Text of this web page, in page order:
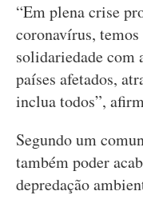
“Em plena crise
coronavírus,
solidariedade com
países afetados,
inclua todos”,
Segundo um
também poder
depredação